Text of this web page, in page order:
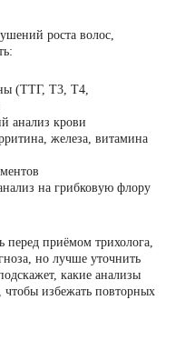
роста волос,
(ТТГ, Т3, Т4,
анализ крови
железа, витамина
на грибковую флору
перед приёмом трихолога,
но лучше уточнить
какие анализы
чтобы избежать повторных